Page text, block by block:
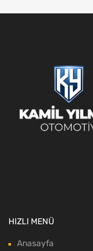
HIZLI MENÜ
Anasayfa